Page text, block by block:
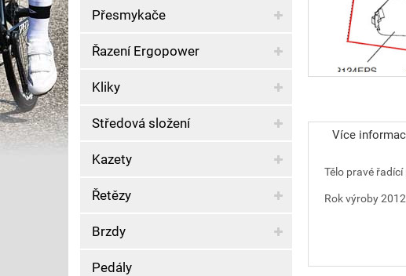
Více
Tělo pravé
Rok výroby
Přesmykače
Řazení Ergopower
Kliky
Středová složení
Kazety
Řetězy
Brzdy
Pedály